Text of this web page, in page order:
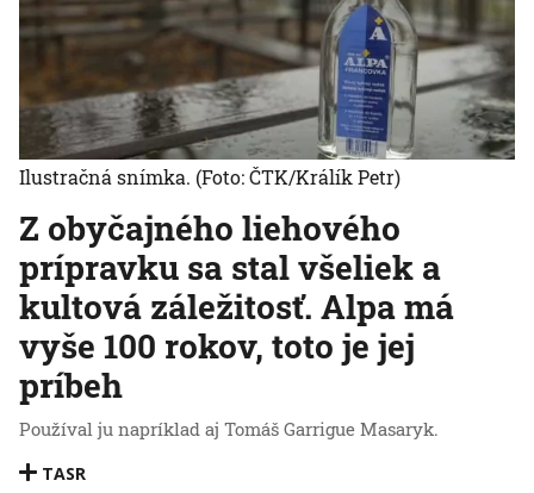
Z obyčajného liehového
prípravku sa stal všeliek a
kultová záležitosť. Alpa má
vyše 100 rokov, toto je jej
príbeh
Používal ju napríklad aj Tomáš Garrigue Masaryk.
TASR
Ilustračná snímka. (Foto: ČTK/Králík Petr)